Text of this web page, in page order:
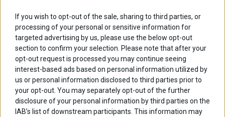
If you wish to opt-out of the sale, sharing to third parties, or
processing of your personal or sensitive information for
targeted advertising by us, please use the below opt-out
section to confirm your selection. Please note that after your
opt-out request is processed you may continue seeing
interest-based ads based on personal information utilized by
us or personal information disclosed to third parties prior to
your opt-out. You may separately opt-out of the further
disclosure of your personal information by third parties on the
IAB’s list of downstream participants. This information may
ΑΡΘΡΟΓΡΑΦΟΙ
Ελευθερία Κούρταλη
Οι «τιμωροί» των ομολόγων επέστρεψαν
Εύη Φραγκάκη
Η αληθινή παιδεία ξεκινά από την ψυχή…